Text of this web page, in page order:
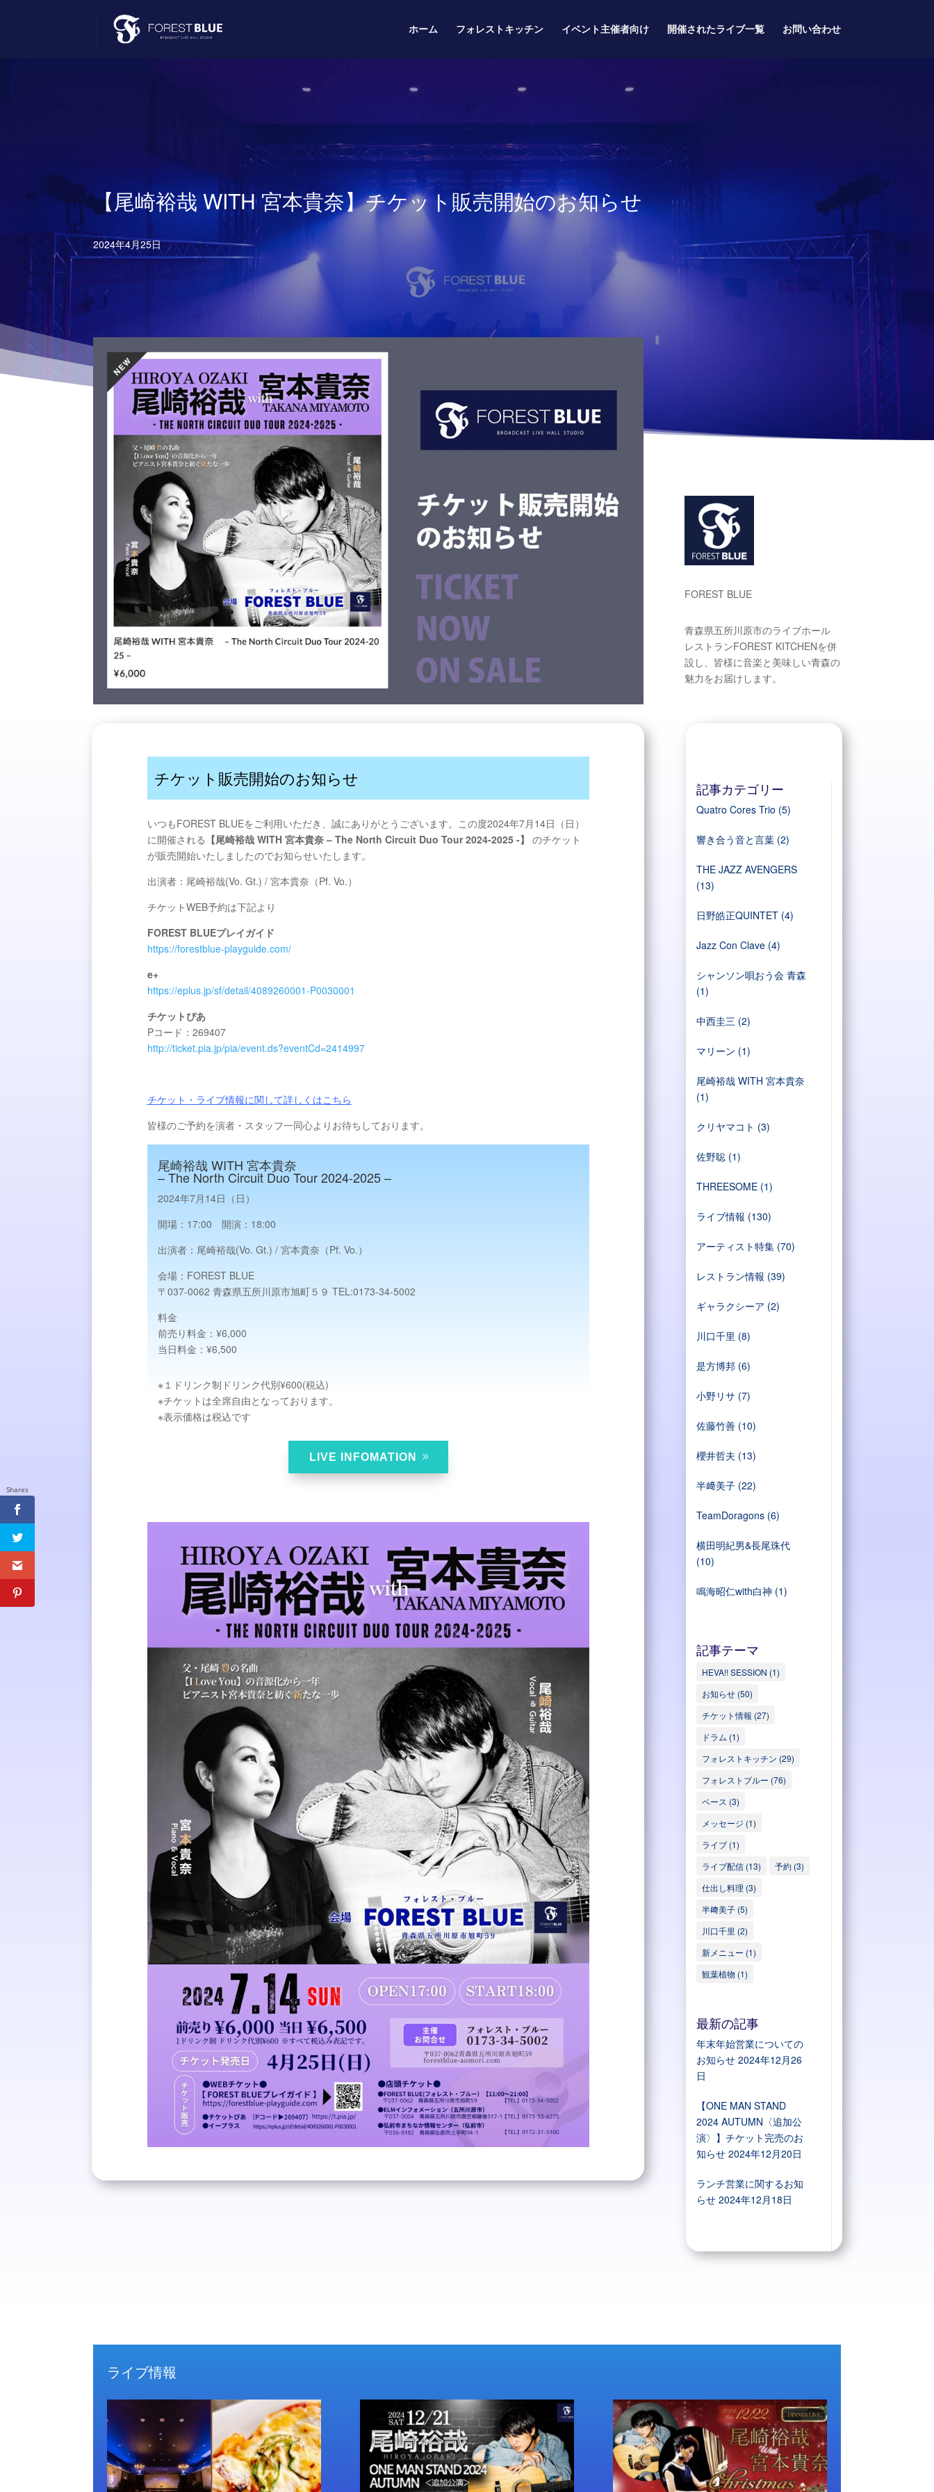
ホーム フォレストキッチン イベント主催者向け 開催されたライブ一覧 お問い合わせ
【尾崎裕哉 WITH 宮本貴奈】チケット販売開始のお知らせ
2024年4月25日
FOREST BLUE
青森県五所川原市のライブホール
レストランFOREST KITCHENを併
設し、皆様に音楽と美味しい青森の
魅力をお届けします。
チケット販売開始のお知らせ
いつもFOREST BLUEをご利用いただき、誠にありがとうございます。この度2024年7月14日（日）
に開催される 【尾崎裕哉 WITH 宮本貴奈 – The North Circuit Duo Tour 2024-2025 -】 のチケット
が販売開始いたしましたのでお知らせいたします。
出演者：尾崎裕哉(Vo. Gt.) / 宮本貴奈（Pf. Vo.）
チケットWEB予約は下記より
FOREST BLUEプレイガイド
https://forestblue-playguide.com/
e+
https://eplus.jp/sf/detail/4089260001-P0030001
チケットぴあ
Pコード：269407
http://ticket.pia.jp/pia/event.ds?eventCd=2414997
チケット・ライブ情報に関して詳しくはこちら
皆様のご予約を演者・スタッフ一同心よりお待ちしております。
尾崎裕哉 WITH 宮本貴奈
– The North Circuit Duo Tour 2024-2025 –
2024年7月14日（日）
開場：17:00 開演：18:00
出演者： 尾崎裕哉(Vo. Gt.) / 宮本貴奈（Pf. Vo.）
会場： FOREST BLUE
〒037-0062 青森県五所川原市旭町５９ TEL:0173-34-5002
料金
前売り料金：¥6,000
当日料金：¥6,500
※１ドリンク制ドリンク代別¥600(税込)
※チケットは全席自由となっております。
※表示価格は税込です
LIVE INFOMATION
記事カテゴリー
Quatro Cores Trio (5)
響き合う音と言葉(2)
THE JAZZ AVENGERS
(13)
日野皓正QUINTET(4)
Jazz Con Clave(4)
シャンソン唄おう会 青森
(1)
中西圭三 (2)
マリーン (1)
尾崎裕哉 WITH 宮本貴奈
(1)
クリヤマコト (3)
佐野聡(1)
THREESOME(1)
ライブ情報 (130)
アーティスト特集(70)
レストラン情報 (39)
ギャラクシーア (2)
川口千里 (8)
是方博邦(6)
小野リサ(7)
佐藤竹善(10)
櫻井哲夫 (13)
半﨑美子(22)
TeamDoragons(6)
横田明紀男&長尾珠代
(10)
鳴海昭仁with白神 (1)
記事テーマ
HEVA!! SESSION (1)
お知らせ(50)
チケット情報 (27)
ドラム (1)
フォレストキッチン (29)
フォレストブルー (76)
ベース (3)
メッセージ (1)
ライブ(1)
ライブ配信(13) 予約(3)
仕出し料理 (3)
半﨑美子(5)
川口千里 (2)
新メニュー (1)
観葉植物 (1)
最新の記事
年末年始営業についての
お知らせ 2024年12月26
日
【ONE MAN STAND
2024 AUTUMN〈追加公
演〉】チケット完売のお
知らせ 2024年12月20日
ランチ営業に関するお知
らせ 2024年12月18日
ライブ情報
Shares